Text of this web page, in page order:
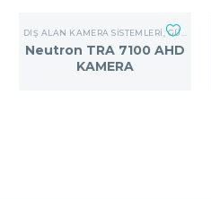
DIŞ ALAN KAMERA SISTEMLERI ,GÜVENLIK KAMERA SISTEMLERI
Neutron TRA 7100 AHD
KAMERA